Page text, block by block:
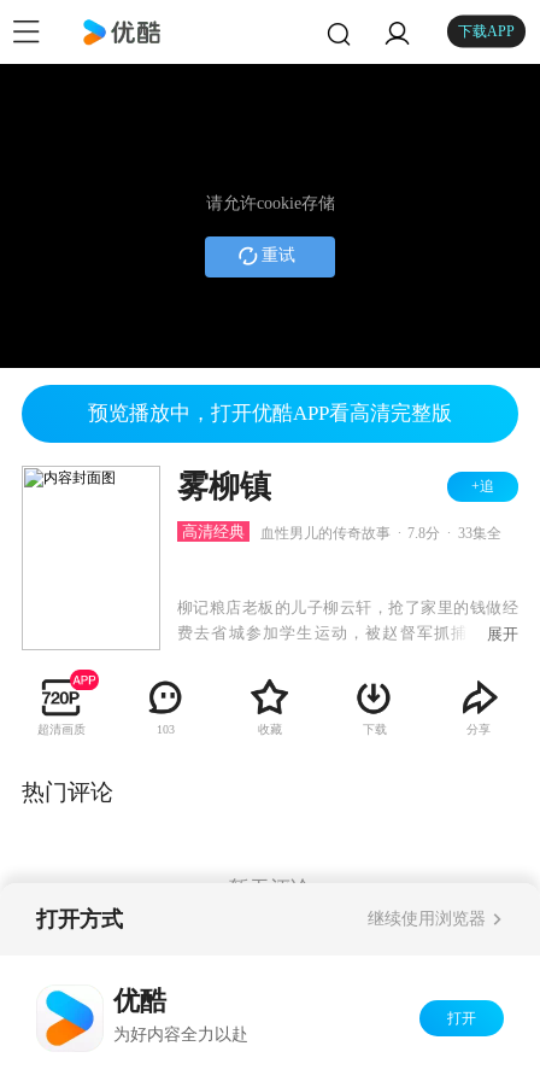
下载APP
请允许cookie存储
重试
预览播放中，打开优酷APP看高清完整版
雾柳镇 +追
高清经典 血性男儿的传奇故事 7.8分 33集全
柳记粮店老板的儿子柳云轩，抢了家里的钱做经
费去省城参加学生运动，被赵督军抓捕。刑场
军却趁机吞吃了柳爷买枪械的五千大洋。柳爷损
失了巨款，要拿柳家的人命相抵，柳云轩无奈去
了柳家大院做家丁……
展开
超清画质 103 收藏 下载 分享
热门评论
暂无评论
打开方式 继续使用浏览器
优酷
为好内容全力以赴
打开